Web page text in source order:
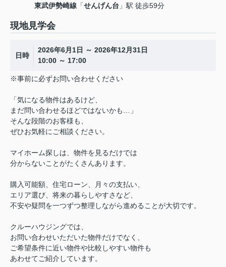
東武伊勢崎線 「せんげん台 」駅 徒歩59分
現地見学会
日時
2026年6月1日 ～ 2026年12月31日
10:00 ～ 17:00
※事前に必ずお問い合わせください
「気になる物件はあるけど、
まだ問い合わせるほどではないかも…」
そんな段階のお客様も、
ぜひお気軽にご相談ください。
マイホーム探しは、物件を見るだけでは
分からないことがたくさんあります。
購入可能額、住宅ローン、月々の支払い、
エリア選び、将来の暮らしやすさなど、
不安や疑問を一つずつ整理しながら進めることが大切です。
クルーハウジングでは、
お問い合わせいただいた物件だけでなく、
ご希望条件に近い物件や比較しやすい物件も
あわせてご紹介しています。